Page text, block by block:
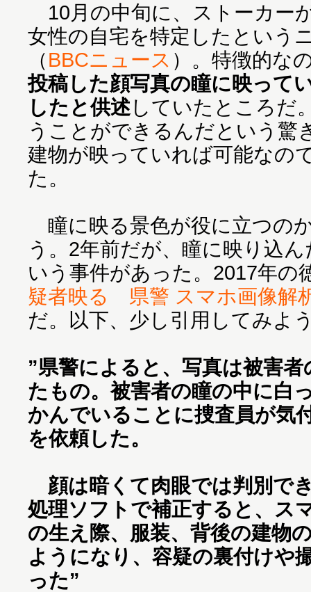
10月の中旬に、ストーカー
女性の自宅を特定したという
（BBCニュース ）。特徴的な
投稿した顔写真の瞳に映って
したと供述 していたところだ
うことができるんだという驚
建物が映っていれば可能なの
た。
瞳に映る景色が役に立つの
う。2年前だが、瞳に映り込
いう事件があった。2017年の
疑者映る 県警 スマホ画像解
だ。以下、少し引用してみよ
”県警によると、写真は被害
たもの。被害者の瞳の中に白
かんでいることに捜査員が気
を依頼した。
顔は暗くて肉眼では判別で
処理ソフトで補正すると、ス
の生え際、服装、背後の建物
ようになり、容疑の裏付けや
った”